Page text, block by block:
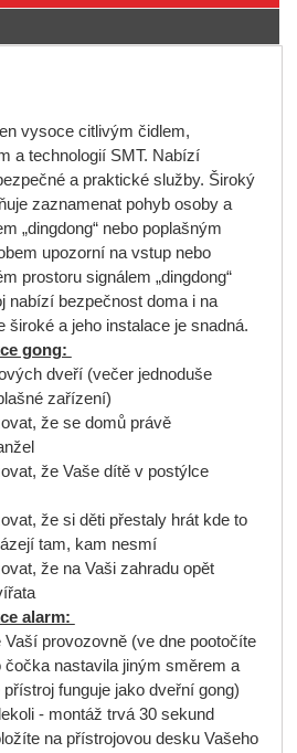
vysoce citlivým čidlem,
a technologií SMT. Nabízí
a praktické služby. Široký
zaznamenat pohyb osoby a
„dingdong“ nebo poplašným
upozorní na vstup nebo
prostoru signálem „dingdong“
nabízí bezpečnost doma i na
široké a jeho instalace je snadná.
gong:
dveří (večer jednoduše
zařízení)
že se domů právě
že Vaše dítě v postýlce
že si děti přestaly hrát kde to
tam, kam nesmí
že na Vaši zahradu opět
alarm:
provozovně (ve dne pootočíte
čočka nastavila jiným směrem a
funguje jako dveřní gong)
- montáž trvá 30 sekund
na přístrojovou desku Vašeho